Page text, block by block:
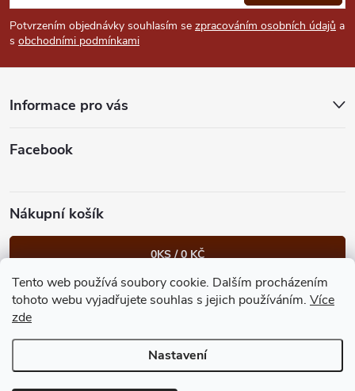
Tento web používá soubory cookie. Dalším procházením
tohoto webu vyjadřujete souhlas s jejich používáním. Více
zde
Nastavení
u
p
a
Potvrzením objednávky souhlasím se zpracováním osobních údajů a
s obchodními podmínkami
Informace pro vás
Facebook
Nákupní košík
0KS /0 KČ
Heureka.cz Facebook Instagram Bonvolo - přidej se taky
GastroKlub.cz. Všechna práva vyhrazena.
nastavení cookies